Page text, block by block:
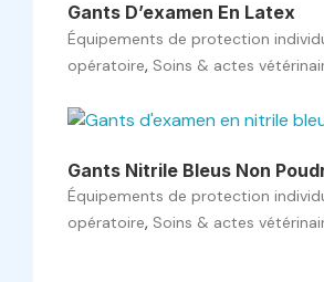
Gants D’examen En Latex
Équipements de protection
opératoire, Soins & actes
Gants Nitrile Bleus Non
Équipements de protection
opératoire, Soins & actes